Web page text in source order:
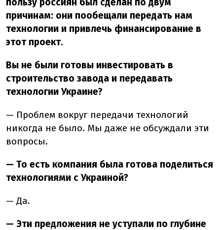
причинам: они пообещали передать нам
технологии и привлечь финансирование в
этот проект.
Вы не были готовы инвестировать в
строительство завода и передавать
технологии Украине?
— Проблем вокруг передачи технологий
никогда не было. Мы даже не обсуждали эти
вопросы.
— То есть компания была готова поделиться
технологиями с Украиной?
— Да.
— Эти предложения не уступали по глубине